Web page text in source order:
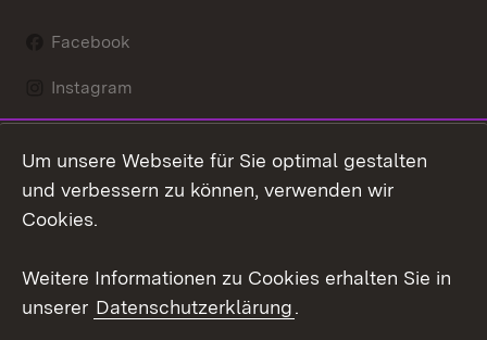
Facebook
Instagram
Mastodon
Youtube
Kontakt
Datenschutz
Um unsere Webseite für Sie optimal gestalten
und verbessern zu können, verwenden wir
Cookies.
Weitere Informationen zu Cookies erhalten Sie in
unserer Datenschutzerklärung.